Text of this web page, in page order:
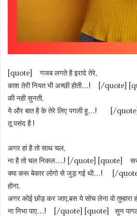
[quote] गजब लगते है इरादे तेरे,
काश तेरी नियत भी अच्छी होती…! [/quote]
की नही सुनती,
ये और बात है के तेरे लिए पगली हू…! [/quote]
तू पसंद है !
अगर हां है तो साथ चल,
ना है तो चल निकल….! [/quote] [quote] सस्ते
क्या करू बेकार लोगो से जुड़ गई थी…! [/
होना,
अगर कोई छोड़ कर जाए,बस ये सोच लेना वो तुम्हारा
ना निभा पाए…! [/quote] [quote] सुन